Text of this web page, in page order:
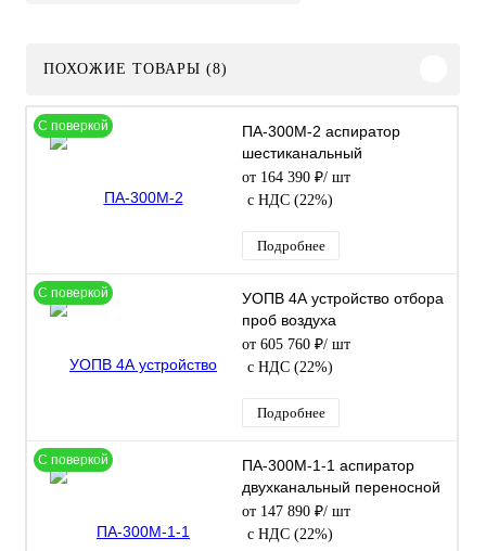
ПОХОЖИЕ ТОВАРЫ (8)
С поверкой
ПА-300М-2 аспиратор
шестиканальный
от 164 390 ₽/ шт
с НДС (22%)
Подробнее
С поверкой
УОПВ 4А устройство отбора
проб воздуха
от 605 760 ₽/ шт
с НДС (22%)
Подробнее
С поверкой
ПА-300М-1-1 аспиратор
двухканальный переносной
от 147 890 ₽/ шт
с НДС (22%)